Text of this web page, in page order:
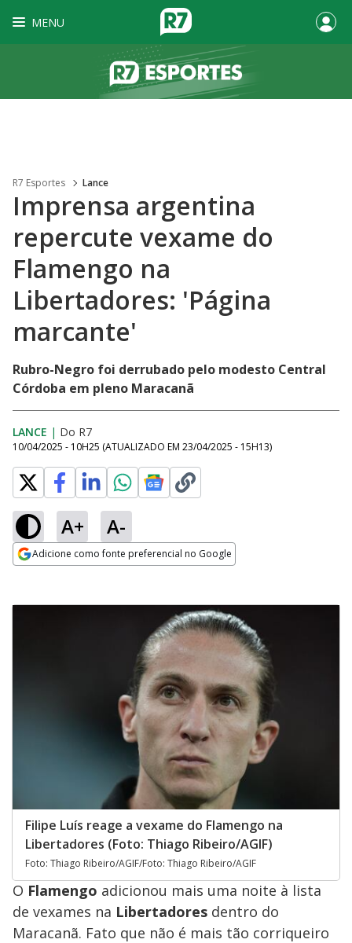
MENU
R7 Esportes Lance
Imprensa argentina
repercute vexame do
Flamengo na
Libertadores: 'Página
marcante'
Rubro-Negro foi derrubado pelo modesto Central
Córdoba em pleno Maracanã
LANCE | Do R7
10/04/2025 - 10H25 (ATUALIZADO EM 23/04/2025 - 15H13)
A+ A-
Adicione como fonte preferencial no Google
Filipe Luís reage a vexame do Flamengo na
Libertadores (Foto: Thiago Ribeiro/AGIF)
Foto: Thiago Ribeiro/AGIF/Foto: Thiago Ribeiro/AGIF
O Flamengo adicionou mais uma noite à lista
de vexames na Libertadores dentro do
Maracanã. Fato que não é mais tão corriqueiro